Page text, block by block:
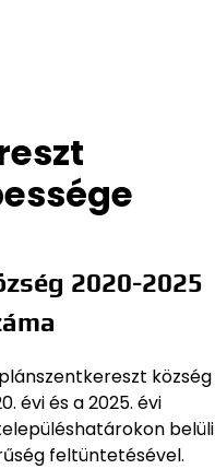
2020-2025
község
évi és a 2025. évi
belüli
feltüntetésével.